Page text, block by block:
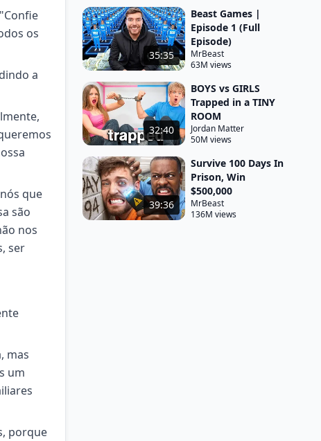
os
a
que
são
nos
ser
mas
um
porque
35:35
Beast Games |
Episode 1 (Full
Episode)
MrBeast
63M views
32:40
BOYS vs GIRLS
Trapped in a TINY
ROOM
Jordan Matter
50M views
39:36
Survive 100 Days In
Prison, Win
$500,000
MrBeast
136M views